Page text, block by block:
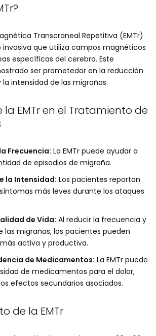
Transcraneal Repetitiva (EMTr)
que utiliza campos magnéticos
específicas del cerebro. Este
ser prometedor en la reducción
intensidad de las migrañas.
la EMTr en el Tratamiento de
Frecuencia: La EMTr puede ayudar a
de episodios de migraña.
la Intensidad: Los pacientes reportan
más leves durante los ataques
de Vida: Al reducir la frecuencia y
las migrañas, los pacientes pueden
activa y productiva.
de Medicamentos: La EMTr puede
de medicamentos para el dolor,
efectos secundarios asociados.
de la EMTr